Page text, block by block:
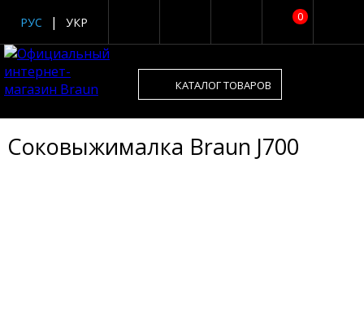
0
РУС УКР
КАТАЛОГ ТОВАРОВ
Соковыжималка Braun J700